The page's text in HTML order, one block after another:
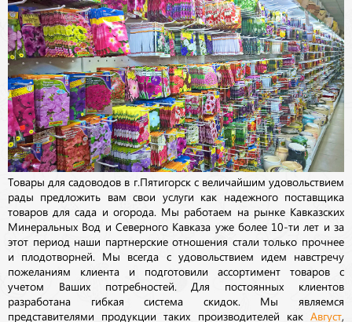
Товары для садоводов в г.Пятигорск с величайшим удовольствием
рады предложить вам свои услуги как надежного поставщика
товаров для сада и огорода. Мы работаем на рынке Кавказских
Минеральных Вод и Северного Кавказа уже более 10-ти лет и за
этот период наши партнерские отношения стали только прочнее
и плодотворней. Мы всегда с удовольствием идем навстречу
пожеланиям клиента и подготовили ассортимент товаров с
учетом Ваших потребностей. Для постоянных клиентов
разработана гибкая система скидок. Мы являемся
представителями продукции таких производителей как Август